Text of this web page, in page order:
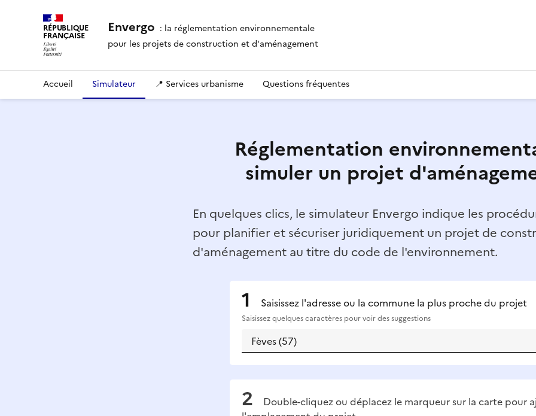
RÉPUBLIQUE
FRANÇAISE Envergo : la réglementation environnementale
pour les projets de construction et d'aménagement
Accueil Simulateur 📍 Services urbanisme Questions fréquentes
Réglementation
simuler un projet
En quelques clics, le simulateur Envergo indique les
pour planifier et sécuriser juridiquement un projet de
d'aménagement au titre du code de l'environnement.
Saisissez l'adresse ou la commune la plus proche du projet
Saisissez quelques caractères pour voir des suggestions
Double-cliquez ou déplacez le marqueur sur la carte pour